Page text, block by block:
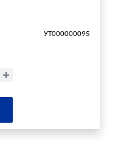
УТ000000095